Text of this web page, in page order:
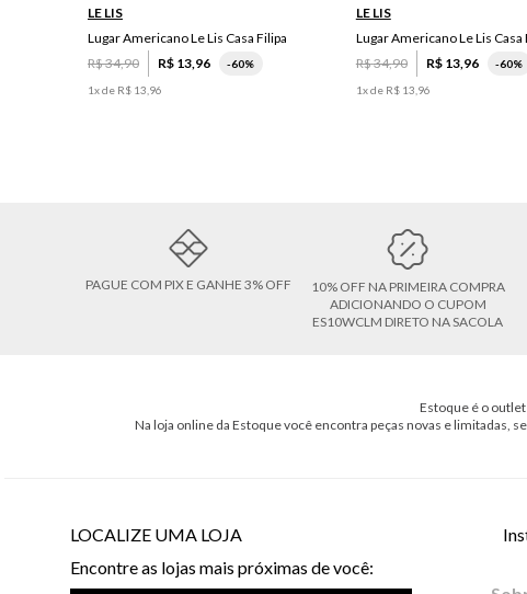
LE LIS
Lugar Americano Le Lis Casa Filipa
R$34,90 R$ 13,96 -60%
1x de R$ 13 96
LE LIS
Lugar Americano Le Lis Casa
R$34,90 R$ 13,96 -60%
1x de R$ 13 96
PAGUE COM PIX E GANHE 3% OFF
10% OFF NA PRIMEIRA COMPRA
ADICIONANDO O CUPOM
ES10WCLM DIRETO NA SACOLA
Estoque é o outlet
Na loja online da Estoque você encontra peças novas e limitadas,
LOCALIZE UMA LOJA
Encontre as lojas mais próximas de você: